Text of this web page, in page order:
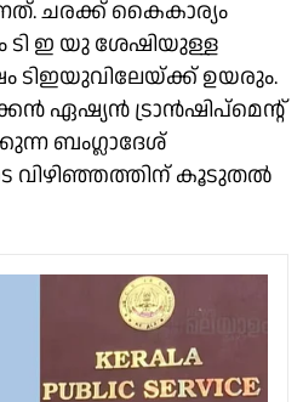
ചരക്ക് കൈകാര്യം
ടി ഇ യു ശേഷിയുള്ള
ടിഇയുവിലേയ്ക്ക് ഉയരും.
ഏഷ്യൻ ട്രാൻഷിപ്മെൻ്റ്
ബംഗ്ലാദേശ്
വിഴിഞ്ഞത്തിന് കൂടുതൽ